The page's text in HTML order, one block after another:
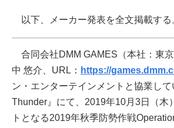
以下、メーカー発表を全文掲載する
合同会社DMM GAMES（本社：東
中 悠介、URL： https://
ン・エンターテインメントと協業して
Thunder』にて、2019年10月3日（木
トとなる2019年秋季防勢作戦